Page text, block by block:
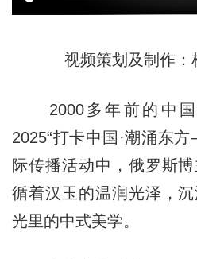
视频策划及制作：
2000多年前的中国
2025“打卡中国·潮涌东
际传播活动中，俄罗斯
循着汉玉的温润光泽，
光里的中式美学。